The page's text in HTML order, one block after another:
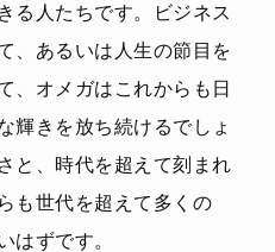
る人たちです。ビジネス
、あるいは人生の節目を
、オメガはこれからも日
輝きを放ち続けるでしょ
と、時代を超えて刻まれ
も世代を超えて多くの
はずです。